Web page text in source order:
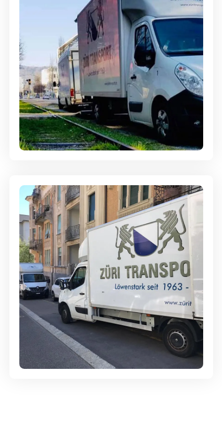
Ein- und Auspackservice
Günstige Umzüge - Hervorragender
Service